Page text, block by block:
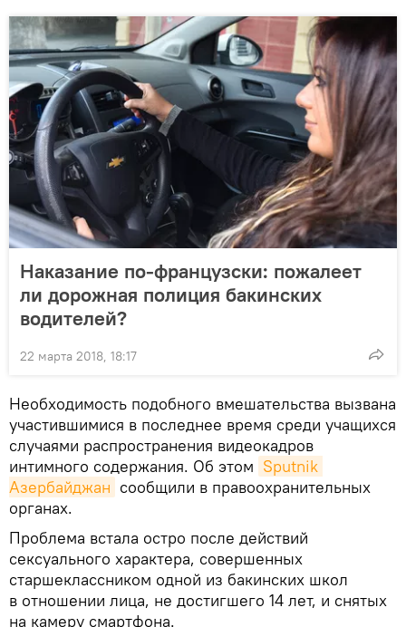
Наказание по-французски: пожалеет
ли дорожная полиция бакинских
водителей?
22 марта 2018, 18:17
Необходимость подобного вмешательства вызвана
участившимися в последнее время среди учащихся
случаями распространения видеокадров
интимного содержания. Об этом Sputnik
Азербайджан сообщили в правоохранительных
органах.
Проблема встала остро после действий
сексуального характера, совершенных
старшеклассником одной из бакинских школ
в отношении лица, не достигшего 14 лет, и снятых
на камеру смартфона.